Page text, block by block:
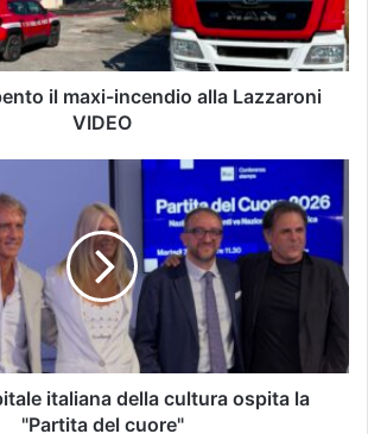
il maxi-incendio alla Lazzaroni
VIDEO
italiana della cultura ospita la
"Partita del cuore"